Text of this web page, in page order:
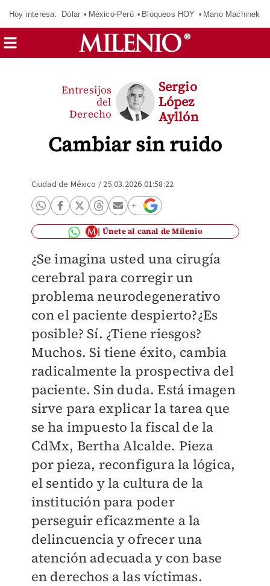
Hoy interesa: Dólar México-Perú Bloqueos HOY Mano Machinek
Cambiar sin ruido
Entresijos
del
Derecho
Sergio
López
Ayllón
Ciudad de México / 25.03.2026 01:58:22
Únete al canal de Milenio
¿Se imagina usted una cirugía
cerebral para corregir un
problema neurodegenerativo
con el paciente despierto?¿Es
posible? Sí. ¿Tiene riesgos?
Muchos. Si tiene éxito, cambia
radicalmente la prospectiva del
paciente. Sin duda. Está imagen
sirve para explicar la tarea que
se ha impuesto la fiscal de la
CdMx, Bertha Alcalde. Pieza
por pieza, reconfigura la lógica,
el sentido y la cultura de la
institución para poder
perseguir eficazmente a la
delincuencia y ofrecer una
atención adecuada y con base
en derechos a las víctimas.